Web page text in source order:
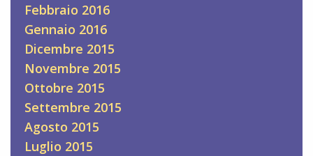
Febbraio 2016
Gennaio 2016
Dicembre 2015
Novembre 2015
Ottobre 2015
Settembre 2015
Agosto 2015
Luglio 2015